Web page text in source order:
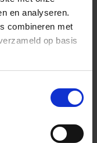
en analyseren.
combineren met
op basis